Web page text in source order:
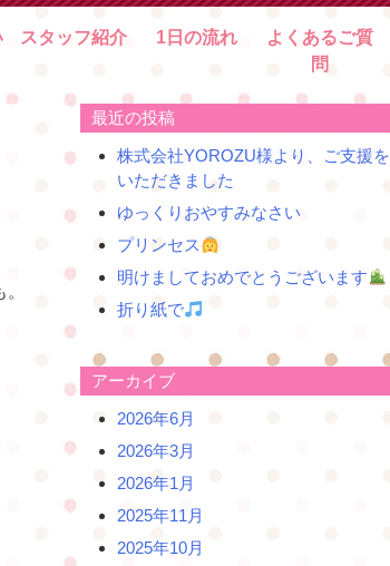
スタッフ紹介 1日の流れ
よくあるご質
問
最近の投稿
株式会社YOROZU様より、ご支援を
いただきました
ゆっくりおやすみなさい
プリンセス
明けましておめでとうございます
折り紙で
アーカイブ
2026年6月
2026年3月
2026年1月
2025年11月
2025年10月